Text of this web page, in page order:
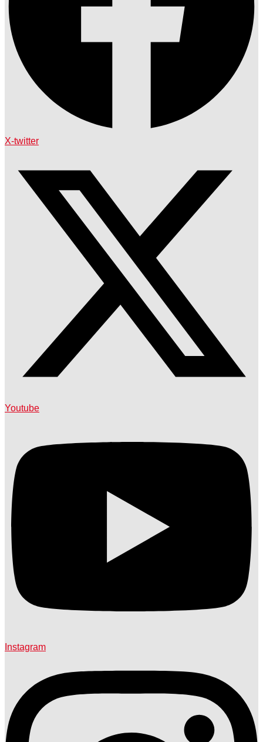
X-twitter
Youtube
Instagram